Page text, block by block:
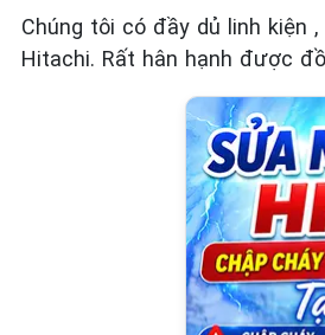
Chúng tôi có đầy dủ linh kiện
Hitachi. Rất hân hạnh được